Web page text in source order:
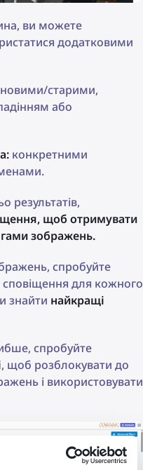
ви можете
додатковими
новими/старими,
або
конкретними
результатів,
щоб отримувати
зображень.
спробуйте
сповіщення для кожного
знайти найкращі
спробуйте
, щоб розблокувати до
і використовувати